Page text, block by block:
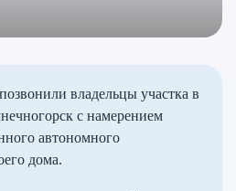
владельцы участка в
с намерением
автономного
дома.